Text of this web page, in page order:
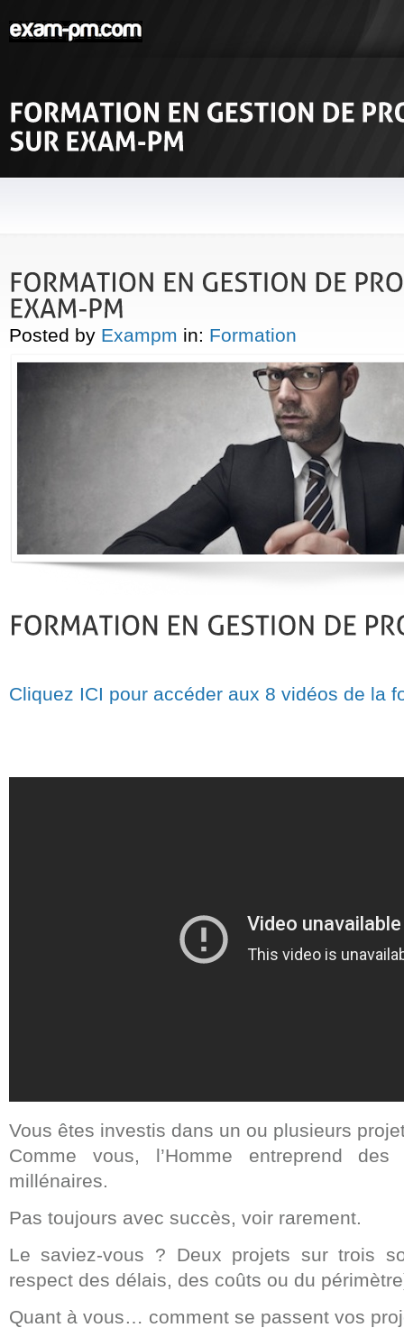
Posted by Exampm in: Formation
Cliquez ICI pour accéder aux 8 vidéos de la
Vous êtes investis dans un ou plusieurs
Comme vous, l’Homme entreprend
millénaires.
Pas toujours avec succès, voir rarement.
Le saviez-vous ? Deux projets sur trois
respect des délais, des coûts ou du
Quant à vous… comment se passent vos